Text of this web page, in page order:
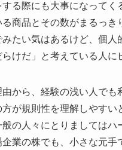
る際にも大事になって
商品とその数がまるっ
みたい気はあるけど、個
けだ」と考えている人
から、経験の浅い人で
が規則性を理解しやすい
の人々にとりましては
業の株でも、小さな元